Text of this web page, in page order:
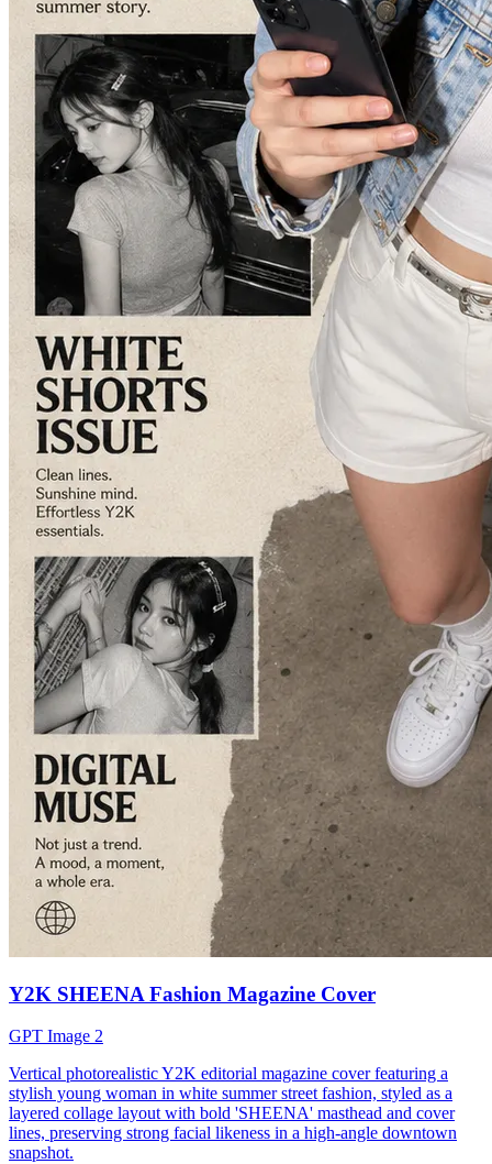
Y2K SHEENA Fashion Magazine Cover
GPT Image 2
Vertical photorealistic Y2K editorial magazine cover featuring a
stylish young woman in white summer street fashion, styled as a
layered collage layout with bold 'SHEENA' masthead and cover
lines, preserving strong facial likeness in a high-angle downtown
snapshot.